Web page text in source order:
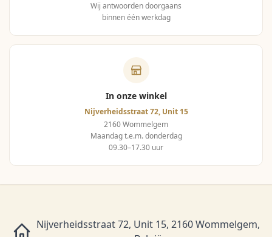
Wij antwoorden doorgaans
binnen één werkdag
In onze winkel
Nijverheidsstraat 72, Unit 15
2160 Wommelgem
Maandag t.e.m. donderdag
09.30–17.30 uur
Nijverheidsstraat 72, Unit 15, 2160 Wommelgem,